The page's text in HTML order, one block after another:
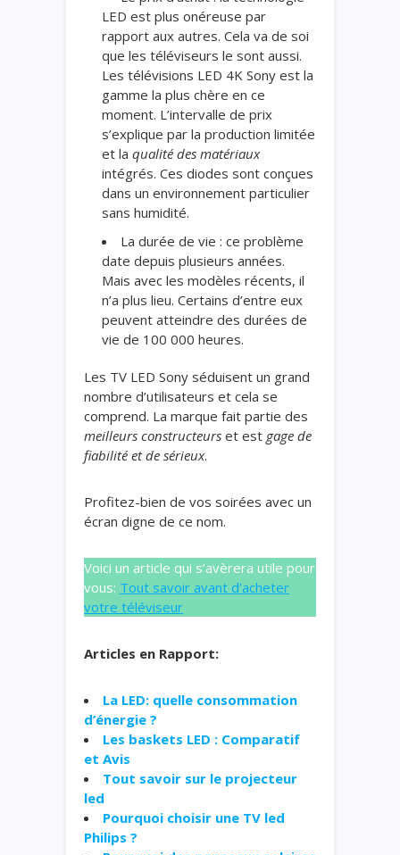
LED est plus onéreuse par
rapport aux autres. Cela va de soi
que les téléviseurs le sont aussi.
Les télévisions LED 4K Sony est la
gamme la plus chère en ce
moment. L’intervalle de prix
s’explique par la production limitée
et la qualité des matériaux
intégrés. Ces diodes sont conçues
dans un environnement particulier
sans humidité.
La durée de vie : ce problème
date depuis plusieurs années.
Mais avec les modèles récents, il
n’a plus lieu. Certains d’entre eux
peuvent atteindre des durées de
vie de 100 000 heures.
Les TV LED Sony séduisent un grand
nombre d’utilisateurs et cela se
comprend. La marque fait partie des
meilleurs constructeurs et est gage de
fiabilité et de sérieux.
Profitez-bien de vos soirées avec un
écran digne de ce nom.
Voici un article qui s’avèrera utile pour
vous: Tout savoir avant d’acheter
votre téléviseur
Articles en Rapport:
La LED: quelle consommation
d’énergie ?
Les baskets LED : Comparatif
et Avis
Tout savoir sur le projecteur
led
Pourquoi choisir une TV led
Philips ?